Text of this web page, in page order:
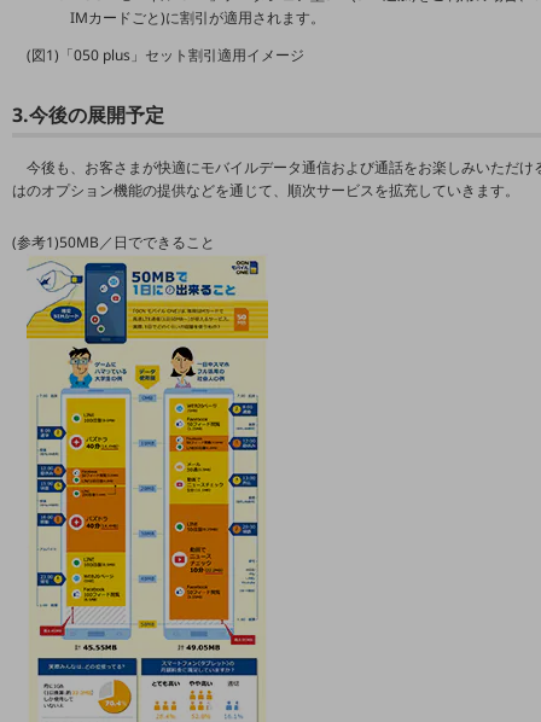
モビリティ
製造・建設業
キーワードで探す
モバイルTOP
法人向けスマホ・携帯に関する、
おすすめの機種、料金やサービスをご紹介
製品
製品TOP
ビジネス向けスマートフォン
タフネススマートフォン
データ通信製品
ドコモケータイ
5G対応ホームルーター
通信モジュール製品
衛星携帯電話
IOT完了済みメーカーブランド製品
IMカードごと)に割引が適用されます。
(図1)「050 plus」セット割引適用イメージ
3.今後の展開予定
今後も、お客さまが快適にモバイルデータ通信および通話をお楽しみいただ
はのオプション機能の提供などを通じて、順次サービスを拡充していきます。
(参考1)50MB／日でできること